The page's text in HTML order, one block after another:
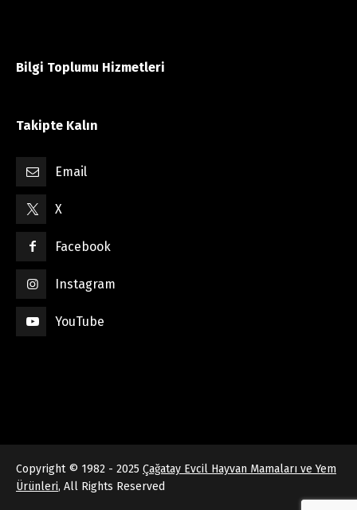
Bilgi Toplumu Hizmetleri
Takipte Kalın
Email
X
Facebook
Instagram
YouTube
Copyright © 1982 - 2025 Çağatay Evcil Hayvan Mamaları ve Yem
Ürünleri, All Rights Reserved